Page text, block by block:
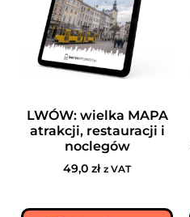
LWÓW: wielka MAPA
atrakcji, restauracji i
noclegów
49,0 zł z VAT